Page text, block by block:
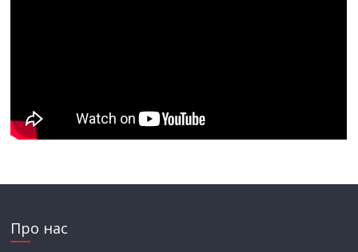
Про нас